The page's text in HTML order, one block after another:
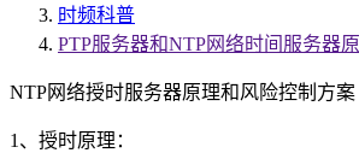
时频科普
PTP服务器和NTP网络时间服务器
NTP网络授时服务器原理和风险控制方案
1、授时原理：